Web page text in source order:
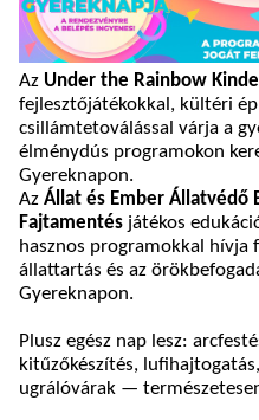
Az Under the Rainbow
fejlesztőjátékokkal, kültéri
csillámtetoválással várja a
élménydús programokon
Gyereknapon.
Az Állat és Ember Állatvédő
Fajtamentés játékos
hasznos programokkal hívja
állattartás és az
Gyereknapon.
Plusz egész nap lesz:
kitűzőkészítés,
ugrálóvárak —